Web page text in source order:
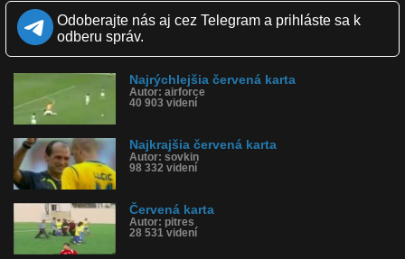
Kvalita:
Zverejnené: 1.4.2025 11:44
Páči sa: 86% (22 hlasov)
Dľžka: 0:26
Kategória: športy
Tagy: dal ho dolu kopačkou, rozhodca a jeho výkop, červená karta
pre hráča
História sledovanosti videa:
Odoberajte nás aj cez Telegram a prihláste sa k
odberu správ.
Najrýchlejšia červená karta
Autor: airforce
40 903 videní
Najkrajšia červená karta
Autor: sovkin
98 332 videní
Červená karta
Autor: pitres
28 531 videní